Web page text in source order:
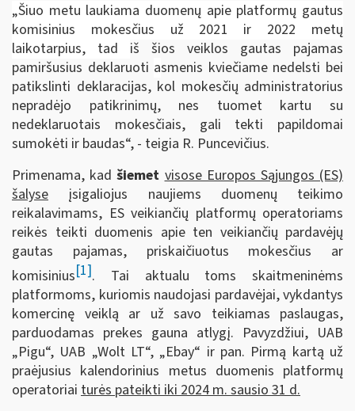
„Šiuo metu laukiama duomenų apie platformų gautus
komisinius mokesčius už 2021 ir 2022 metų
laikotarpius, tad iš šios veiklos gautas pajamas
pamiršusius deklaruoti asmenis kviečiame nedelsti bei
patikslinti deklaracijas, kol mokesčių administratorius
nepradėjo patikrinimų, nes tuomet kartu su
nedeklaruotais mokesčiais, gali tekti papildomai
sumokėti ir baudas“, - teigia R. Puncevičius.
Primenama, kadšiemet visose Europos Sąjungos (ES)
šalyse
įsigaliojus
naujiems duomenų teikimo
reikalavimams, ES veikiančių platformų operatoriams
reikės teikti duomenis apie ten veikiančių pardavėjų
gautas pajamas, priskaičiuotus mokesčius ar
komisinius[1]. Tai aktualu toms skaitmeninėms
platformoms, kuriomis naudojasi pardavėjai, vykdantys
komercinę veiklą ar už savo teikiamas paslaugas,
parduodamas prekes gauna atlygį. Pavyzdžiui, UAB
„Pigu“, UAB „Wolt LT“, „Ebay“ ir pan. Pirmą kartą už
praėjusius kalendorinius metus duomenis platformų
operatoriai turės pateikti iki 2024 m. sausio 31 d.